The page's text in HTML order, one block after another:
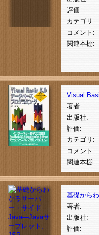
評価:
カテゴリ:
コメント:
関連本棚:
Visual
著者:
出版社:
評価:
カテゴリ:
コメント:
関連本棚:
基礎から
著者:
出版社:
評価: